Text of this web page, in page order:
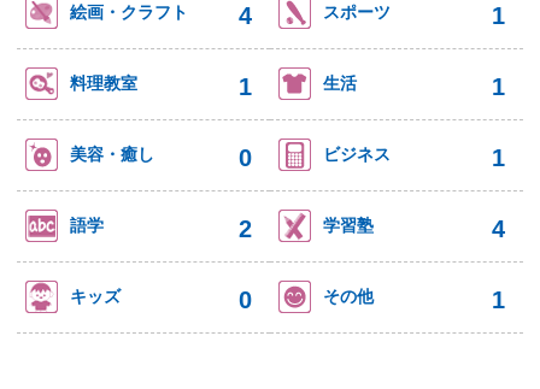
絵画・クラフト 4 スポーツ 1
料理教室 1 生活 1
美容・癒し 0 ビジネス 1
語学 2 学習塾 4
キッズ 0 その他 1